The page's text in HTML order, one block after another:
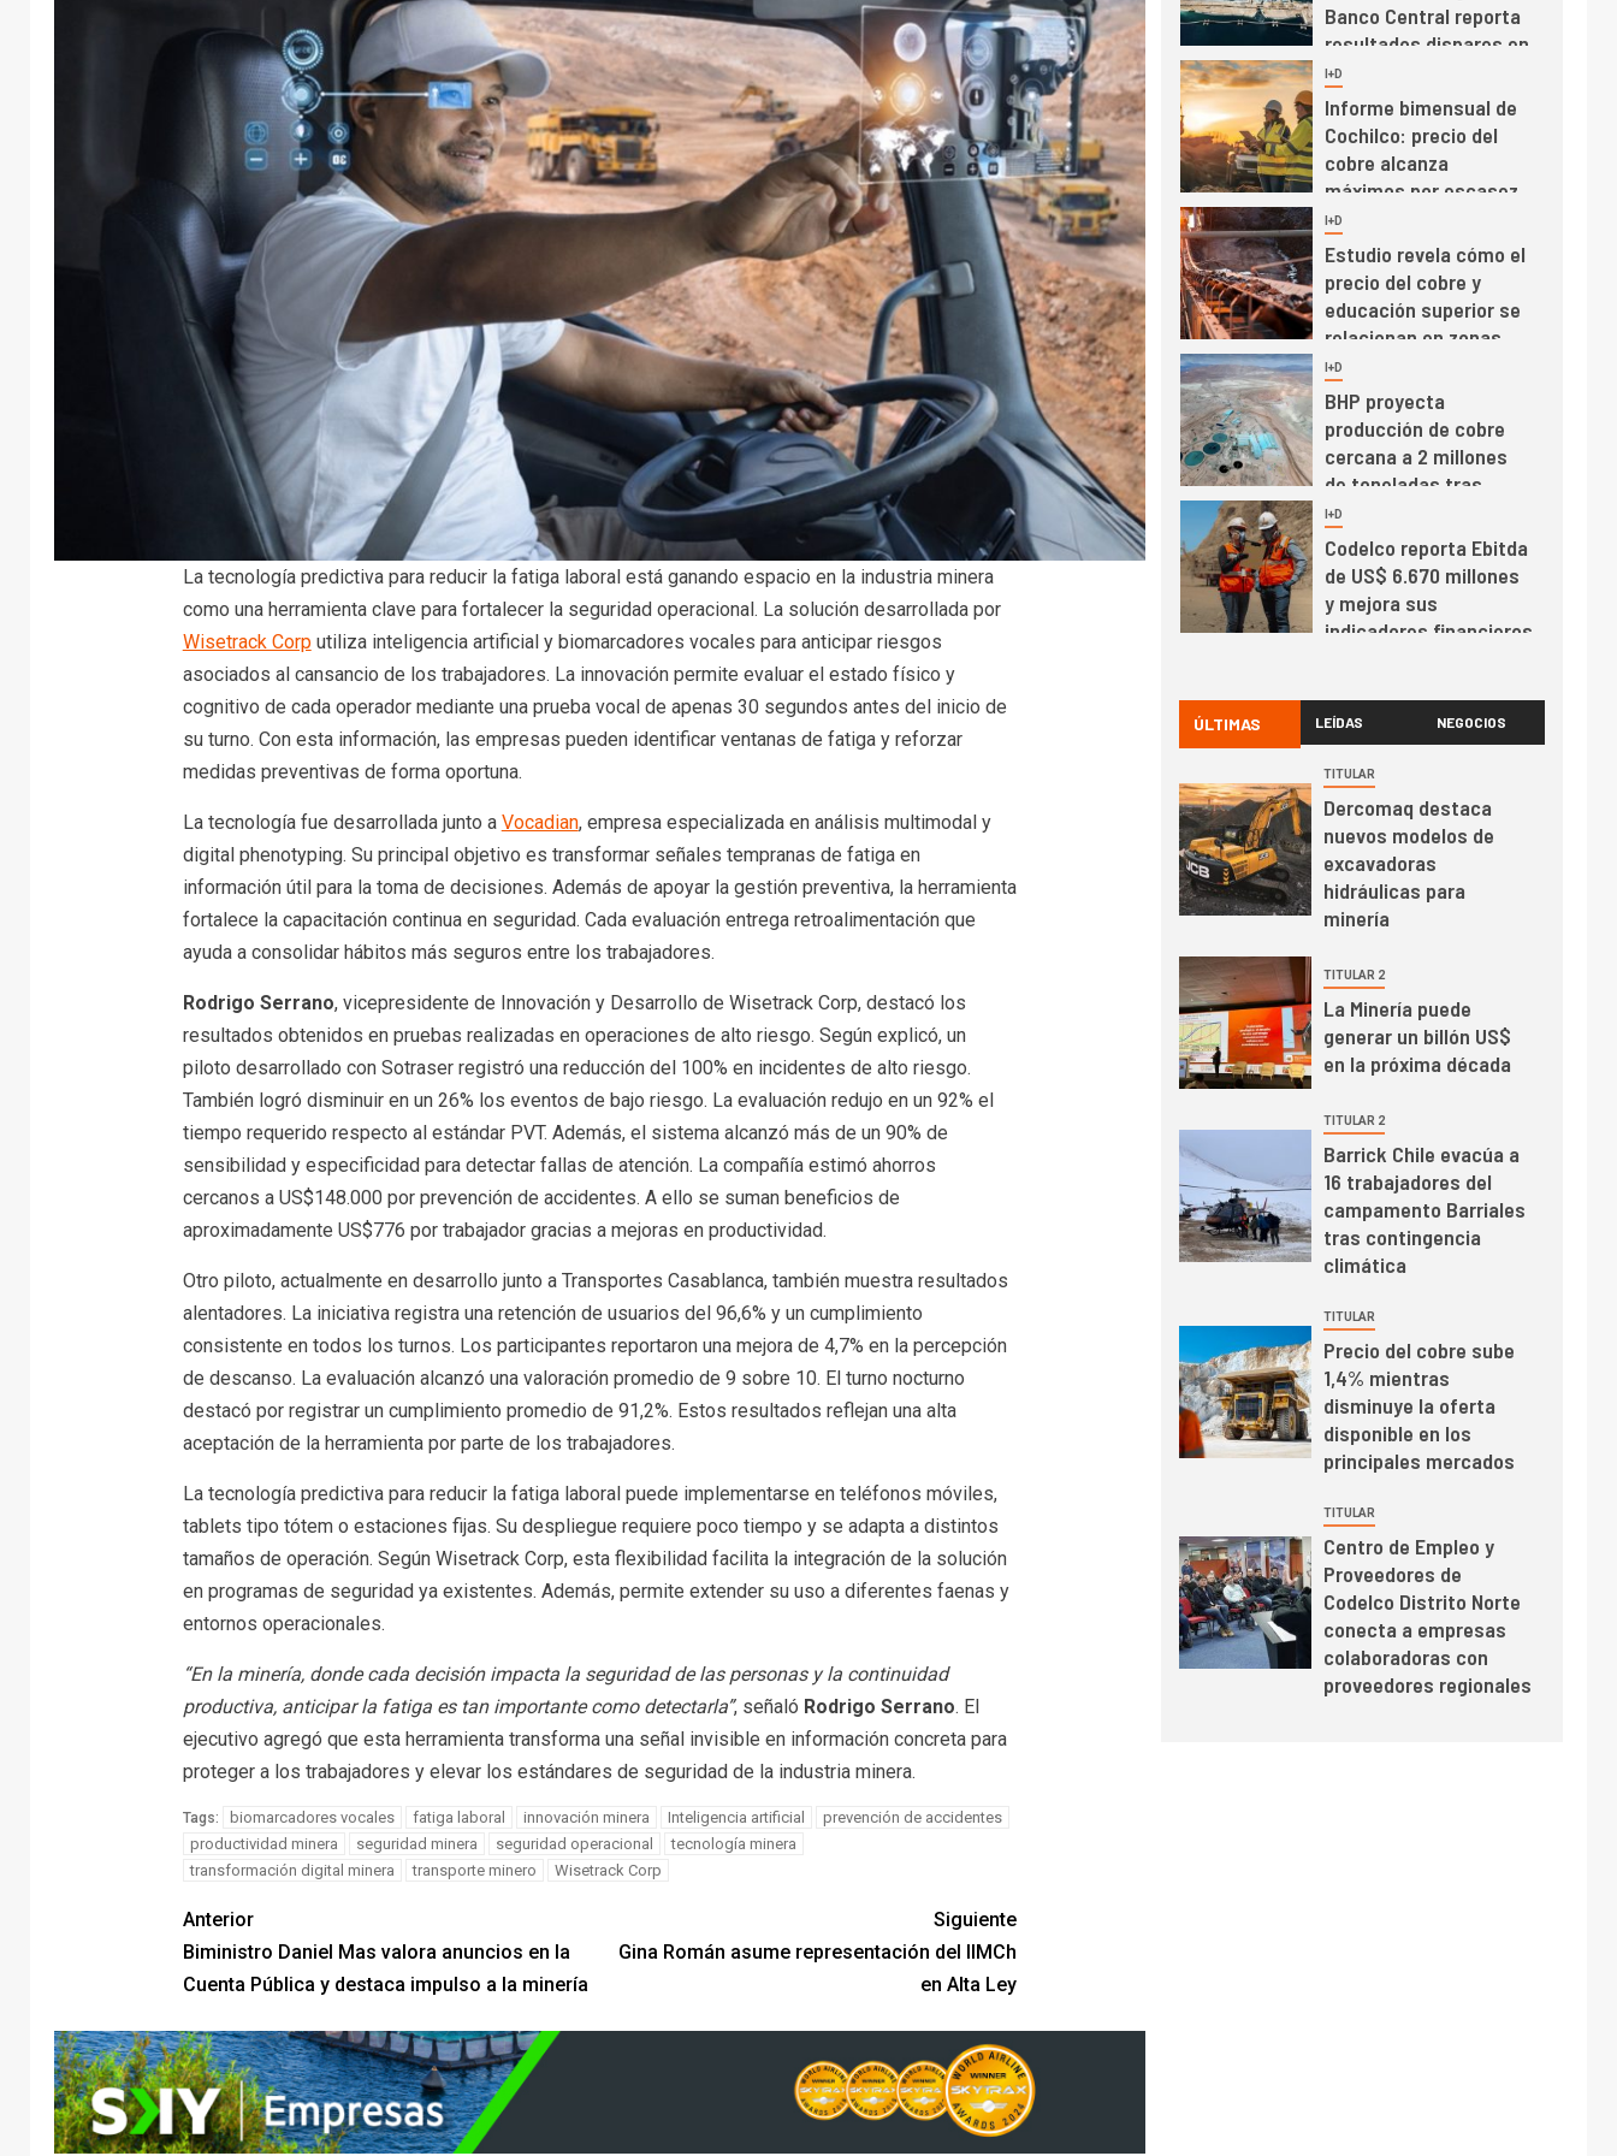
La tecnología predictiva para reducir la fatiga laboral está ganando espacio en la industria minera
como una herramienta clave para fortalecer la seguridad operacional. La solución desarrollada por
Wisetrack Corputiliza inteligencia artificial y biomarcadores vocales para anticipar riesgos
asociados al cansancio de los trabajadores. La innovación permite evaluar el estado físico y
cognitivo de cada operador mediante una prueba vocal de apenas 30 segundos antes del inicio de
su turno. Con esta información, las empresas pueden identificar ventanas de fatiga y reforzar
medidas preventivas de forma oportuna.
La tecnología fue desarrollada junto a Vocadian, empresa especializada en análisis multimodal y
digital phenotyping. Su principal objetivo es transformar señales tempranas de fatiga en
información útil para la toma de decisiones. Además de apoyar la gestión preventiva, la herramienta
fortalece la capacitación continua en seguridad. Cada evaluación entrega retroalimentación que
ayuda a consolidar hábitos más seguros entre los trabajadores.
Rodrigo Serrano, vicepresidente de Innovación y Desarrollo de Wisetrack Corp, destacó los
resultados obtenidos en pruebas realizadas en operaciones de alto riesgo. Según explicó, un
piloto desarrollado con Sotraser registró una reducción del 100% en incidentes de alto riesgo.
También logró disminuir en un 26% los eventos de bajo riesgo. La evaluación redujo en un 92% el
tiempo requerido respecto al estándar PVT. Además, el sistema alcanzó más de un 90% de
sensibilidad y especificidad para detectar fallas de atención. La compañía estimó ahorros
cercanos a US$148.000 por prevención de accidentes. A ello se suman beneficios de
aproximadamente US$776 por trabajador gracias a mejoras en productividad.
Otro piloto, actualmente en desarrollo junto a Transportes Casablanca, también muestra resultados
alentadores. La iniciativa registra una retención de usuarios del 96,6% y un cumplimiento
consistente en todos los turnos. Los participantes reportaron una mejora de 4,7% en la percepción
de descanso. La evaluación alcanzó una valoración promedio de 9 sobre 10. El turno nocturno
destacó por registrar un cumplimiento promedio de 91,2%. Estos resultados reflejan una alta
aceptación de la herramienta por parte de los trabajadores.
La tecnología predictiva para reducir la fatiga laboral puede implementarse en teléfonos móviles,
tablets tipo tótem o estaciones fijas. Su despliegue requiere poco tiempo y se adapta a distintos
tamaños de operación. Según Wisetrack Corp, esta flexibilidad facilita la integración de la solución
en programas de seguridad ya existentes. Además, permite extender su uso a diferentes faenas y
entornos operacionales.
“En la minería, donde cada decisión impacta la seguridad de las personas y la continuidad
productiva, anticipar la fatiga es tan importante como detectarla”, señaló Rodrigo Serrano. El
ejecutivo agregó que esta herramienta transforma una señal invisible en información concreta para
proteger a los trabajadores y elevar los estándares de seguridad de la industria minera.
Tags: biomarcadores vocales fatiga laboral innovación minera Inteligencia artificial
prevención de accidentes
productividad minera
seguridad minera seguridad operacional
tecnología minera
transformación digital minera
transporte minero Wisetrack Corp
Anterior
Biministro Daniel Mas valora anuncios en la
Cuenta Pública y destaca impulso a la minería
Siguiente
Gina Román asume representación del IIMCh
en Alta Ley
Banco Central reporta
resultados dispares en
el primer trimestre
4 I+D
Informe bimensual de
Cochilco: precio del
cobre alcanza
máximos por escasez
de concentrados
5 I+D
Estudio revela cómo el
precio del cobre y
educación superior se
relacionan en zonas
mineras
6 I+D
BHP proyecta
producción de cobre
cercana a 2 millones
de toneladas tras
récord en Escondida
I+D
Codelco reporta Ebitda
de US$ 6.670 millones
y mejora sus
indicadores financieros
Codelco Ventanas
prueba camión 100%
eléctrico para
transportar cátodos al
Puerto de San Antonio
2 I+D
Producción minera en
mayo de 2026 cae
10,6%
3
PIB minero impacta el
crecimiento regional:
Banco Central reporta
resultados dispares en
Informe bimensual de
Cochilco: precio del
cobre alcanza
máximos por escasez
de concentrados
5 I+D
Estudio revela cómo el
precio del cobre y
educación superior se
relacionan en zonas
mineras
6
BHP proyecta
producción de cobre
de toneladas tras
récord en Escondida
7 I+D
Codelco reporta Ebitda
de US$ 6.670 millones
y mejora sus
indicadores financieros
ÚLTIMAS LEÍDAS NEGOCIOS
TITULAR
Dercomaq destaca
nuevos modelos de
excavadoras
hidráulicas para
minería
TITULAR 2
La Minería puede
generar un billón US$
en la próxima década
TITULAR 2
Barrick Chile evacúa a
16 trabajadores del
campamento Barriales
tras contingencia
climática
TITULAR
Precio del cobre sube
1,4% mientras
disminuye la oferta
disponible en los
principales mercados
TITULAR
Centro de Empleo y
Proveedores de
Codelco Distrito Norte
conecta a empresas
colaboradoras con
proveedores regionales